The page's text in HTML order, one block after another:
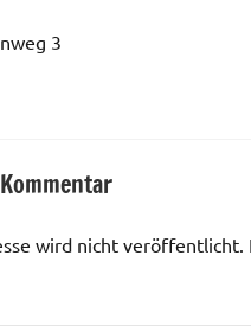
3
wird nicht veröffentlicht.